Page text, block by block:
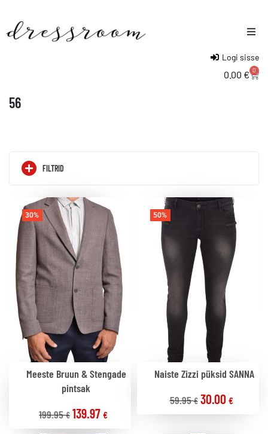
Logi sisse
0.00 € 0
56
FILTRID
30%
Meeste Bruun & Stengade
pintsak
199.95€ 139.97 €
50%
Naiste Zizzi püksid SANNA
59.95€ 30.00 €